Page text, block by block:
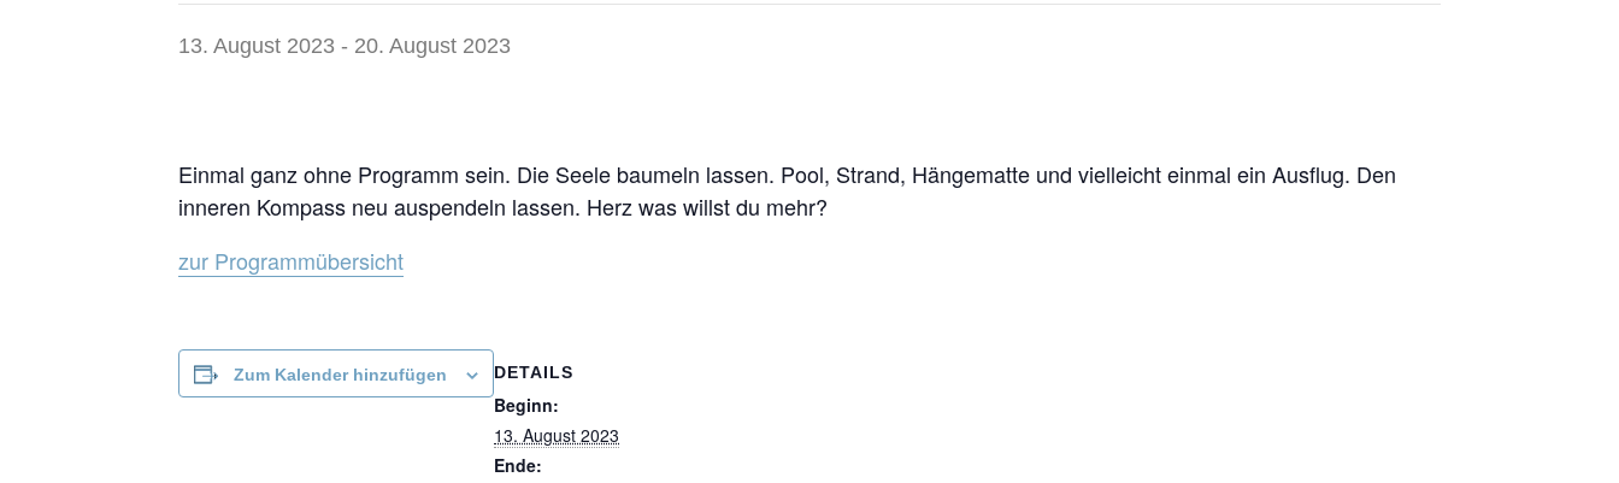
13. August 2023 - 20. August 2023
Einmal ganz ohne Programm sein. Die Seele baumeln lassen. Pool, Strand, Hängematte und vielleicht einmal ein Ausflug. Den
inneren Kompass neu auspendeln lassen. Herz was willst du mehr?
zur Programmübersicht
Zum Kalender hinzufügen DETAILS
Beginn:
13. August 2023
Ende: